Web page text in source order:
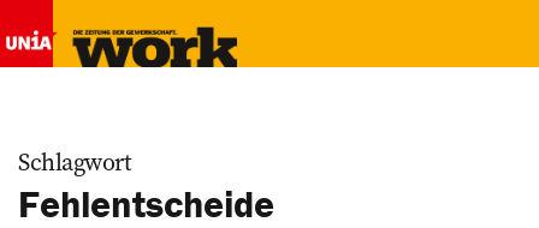
Schlagwort
Fehlentscheide